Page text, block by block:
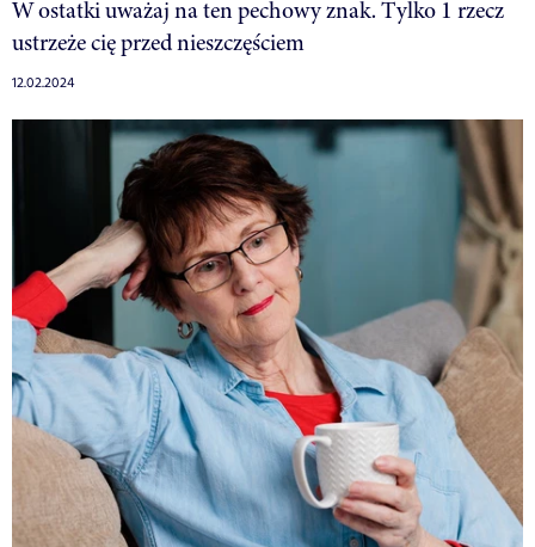
W ostatki uważaj na ten pechowy znak. Tylko 1 rzecz
ustrzeże cię przed nieszczęściem
12.02.2024